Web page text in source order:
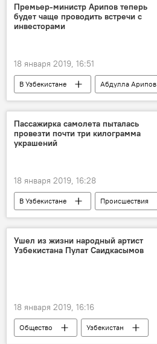
Премьер-министр Арипов теперь
будет чаще проводить встречи с
инвесторами
18 января 2019, 16:51
В Узбекистане
Абдулла Арипов
Узбекистан
госпрограмма
Политика
Пассажирка самолета пыталась
провезти почти три килограмма
украшений
18 января 2019, 16:28
В Узбекистане
Происшествия
ювелирные украшения
Ушел из жизни народный артист
Узбекистана Пулат Саидкасымов
18 января 2019, 16:16
Общество Узбекистан